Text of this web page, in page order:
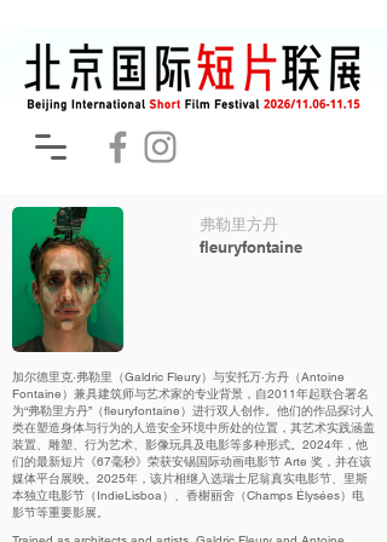
弗勒里方丹
fleuryfontaine
加尔德里克·弗勒里（Galdric Fleury）与安托万·方丹（Antoine
Fontaine）兼具建筑师与艺术家的专业背景，自2011年起联合署名
为“弗勒里方丹”（fleuryfontaine）进行双人创作。他们的作品探讨人
类在塑造身体与行为的人造安全环境中所处的位置，其艺术实践涵盖
装置、雕塑、行为艺术、影像玩具及电影等多种形式。2024年，他
们的最新短片《67毫秒》荣获安锡国际动画电影节 Arte 奖，并在该
媒体平台展映。2025年，该片相继入选瑞士尼翁真实电影节、里斯
本独立电影节（IndieLisboa）、香榭丽舍（Champs Élysées）电
影节等重要影展。